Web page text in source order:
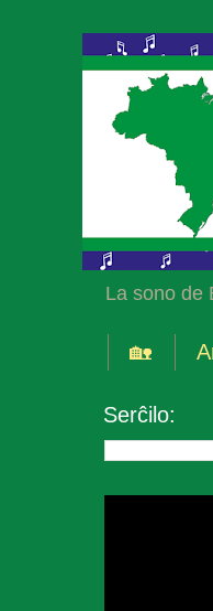
La sono de
🏡
Serĉilo: